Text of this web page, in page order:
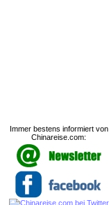
Immer bestens informiert von
Chinareise.com: